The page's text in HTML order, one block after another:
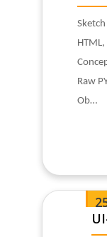
HTML,
Raw
Ob…